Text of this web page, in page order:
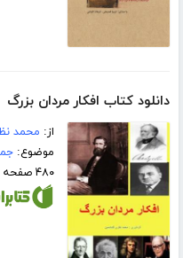
دانلود کتاب افکار مردان بزرگ
از: محمد
موضوع:
۴۸۰ صفحه